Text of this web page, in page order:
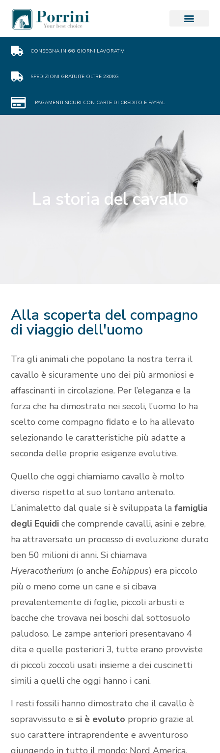
CONSEGNA IN 6/8 GIORNI LAVORATIVI
SPEDIZIONI GRATUITE OLTRE 230KG
PAGAMENTI SICURI CON CARTE DI CREDITO E PAYPAL
La storia del cavallo
Alla scoperta del compagno
di viaggio dell'uomo
Tra gli animali che popolano la nostra terra il
cavallo è sicuramente uno dei più armoniosi e
affascinanti in circolazione. Per l’eleganza e la
forza che ha dimostrato nei secoli, l’uomo lo ha
scelto come compagno fidato e lo ha allevato
selezionando le caratteristiche più adatte a
seconda delle proprie esigenze evolutive.
Quello che oggi chiamiamo cavallo è molto
diverso rispetto al suo lontano antenato.
L’animaletto dal quale si è sviluppata lafamiglia
degli Equidi che comprende cavalli, asini e zebre,
ha attraversato un processo di evoluzione durato
ben 50 milioni di anni. Si chiamava
Hyeracotherium (o anche Eohippus) era piccolo
più o meno come un cane e si cibava
prevalentemente di foglie, piccoli arbusti e
bacche che trovava nei boschi dal sottosuolo
paludoso. Le zampe anteriori presentavano 4
dita e quelle posteriori 3, tutte erano provviste
di piccoli zoccoli usati insieme a dei cuscinetti
simili a quelli che oggi hanno i cani.
I resti fossili hanno dimostrato che il cavallo è
sopravvissuto e si è evoluto proprio grazie al
suo carattere intraprendente e avventuroso
giungendo in tutto il mondo: Nord America,